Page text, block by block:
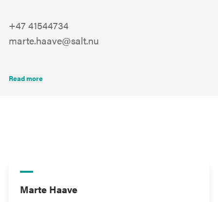
+47 41544734
marte.haave@salt.nu
Read more
Marte Haave